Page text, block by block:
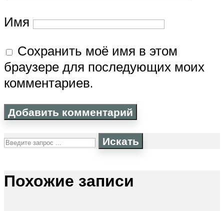
Имя
Сохранить моё имя в этом
браузере для последующих моих
комментариев.
Искать
Похожие записи